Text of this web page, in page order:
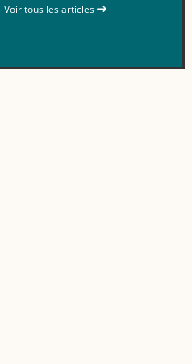
Voir tous les articles